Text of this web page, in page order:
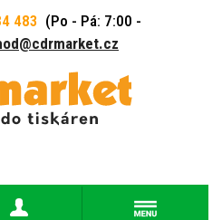
483 (Po - Pá: 7:00 -